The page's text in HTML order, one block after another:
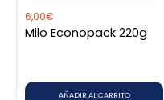
6,00€
Milo Econopack 220g
AÑADIR AL CARRITO